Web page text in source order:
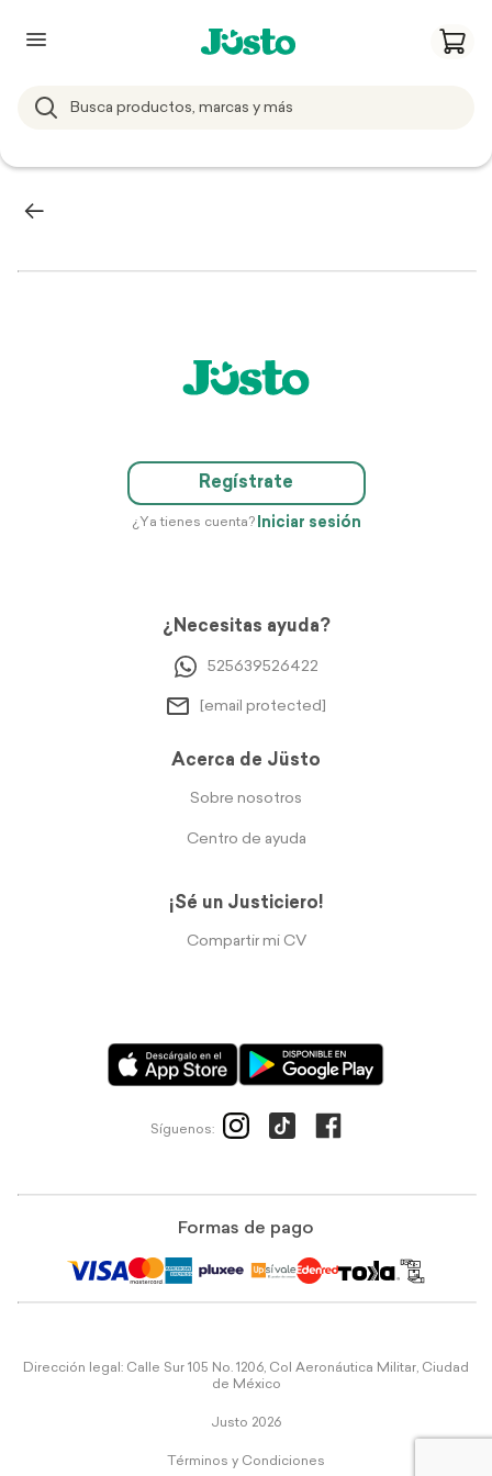
Regístrate
¿Ya tienes cuenta? Iniciar sesión
¿Necesitas ayuda?
525639526422
[email protected]
Acerca de Jüsto
Sobre nosotros
Centro de ayuda
¡Sé un Justiciero!
Compartir mi CV
Síguenos:
Formas de pago
Dirección legal: Calle Sur 105 No. 1206, Col Aeronáutica Militar, Ciudad
de México
Justo 2026
Términos y Condiciones